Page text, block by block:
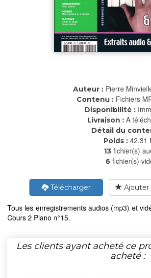
Auteur : Pierre
Contenu : Fichiers
Disponibilité :
Livraison : A
Détail du
Poids : 42.31
13 fichier(s)
6 fichier(s)
Télécharger Ajouter
Tous les enregistrements audios (mp3) et
Cours 2 Piano n°15.
Les clients ayant acheté ce
acheté :